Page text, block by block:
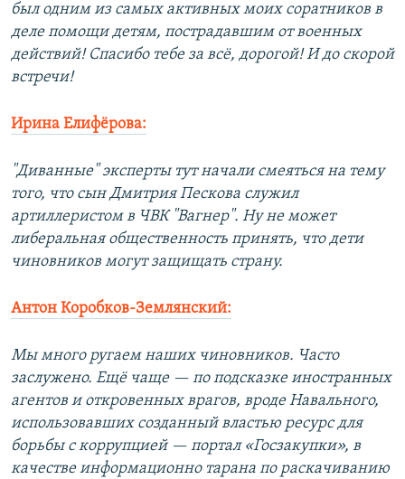
был одним из самых активных моих соратников в
деле помощи детям, пострадавшим от военных
действий! Спасибо тебе за всё, дорогой! И до скорой
встречи!
Ирина Елифёрова:
"Диванные" эксперты тут начали смеяться на тему
того, что сын Дмитрия Пескова служил
артиллеристом в ЧВК "Вагнер". Ну не может
либеральная общественность принять, что дети
чиновников могут защищать страну.
Антон Коробков-Землянский:
Мы много ругаем наших чиновников. Часто
заслужено. Ещё чаще — по подсказке иностранных
агентов и откровенных врагов, вроде Навального,
использовавших созданный властью ресурс для
борьбы с коррупцией — портал «Госзакупки», в
качестве информационно тарана по раскачиванию